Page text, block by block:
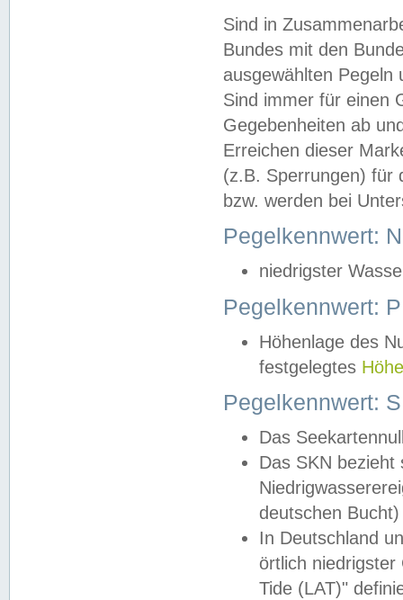
Sind in
Bundes mit den
ausgewählten
Sind immer für einen
Gegebenheiten ab
Erreichen dieser
(z.B. Sperrungen) für
bzw. werden bei
Pegelkennwert:
niedrigster
Pegelkennwert:
Höhenlage des
festgelegtes
Pegelkennwert:
Das
Das SKN
deutschen
In Deutschland
örtlich
Tide (LAT)"